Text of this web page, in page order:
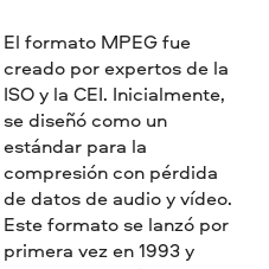
El formato MPEG fue
creado por expertos de la
ISO y la CEI. Inicialmente,
se diseñó como un
estándar para la
compresión con pérdida
de datos de audio y vídeo.
Este formato se lanzó por
primera vez en 1993 y